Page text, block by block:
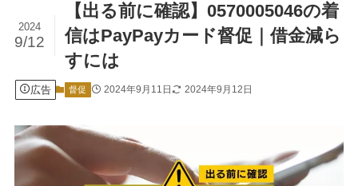
【出る前に確認】0570005046の着
信はPayPayカード督促｜借金減ら
すには
2024
9/12
広告 督促 2024年9月11日 2024年9月12日